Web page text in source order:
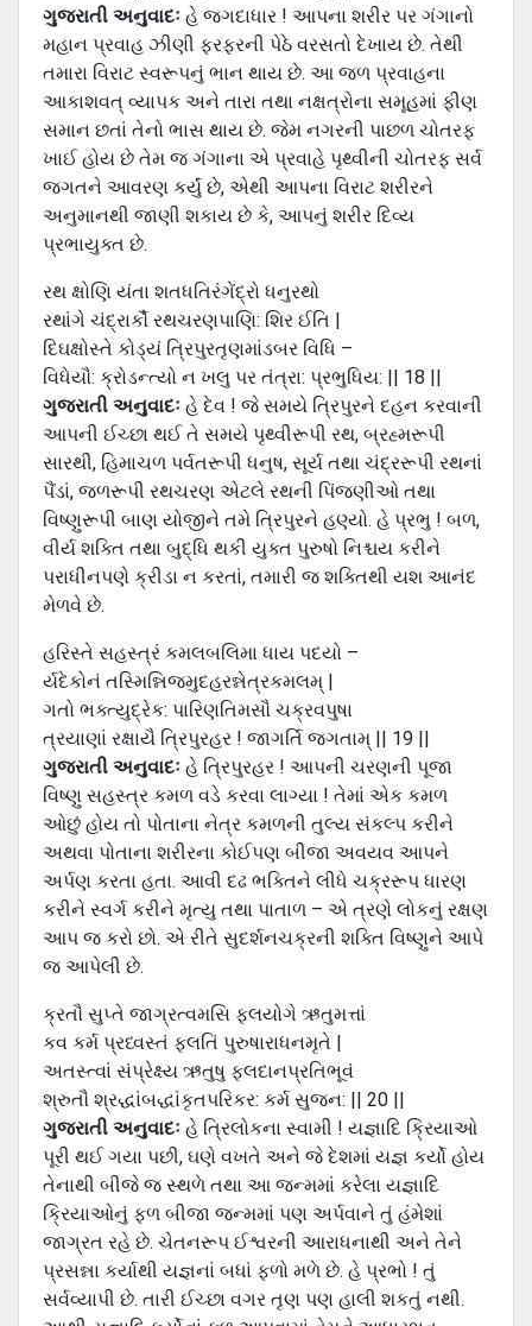
ગુજરાતી અનુવાદઃ હે જગદાધાર ! આપના શરીર પર ગંગાનો
મહાન પ્રવાહ ઝીણી ફરફરની પેઠે વરસતો દેખાય છે. તેથી
તમારા વિરાટ સ્વરૂપનું ભાન થાય છે. આ જળ પ્રવાહના
આકાશવત્ વ્યાપક અને તારા તથા નક્ષત્રોના સમૂહમાં ફીણ
સમાન છતાં તેનો ભાસ થાય છે. જેમ નગરની પાછળ ચોતરફ
ખાઈ હોય છે તેમ જ ગંગાના એ પ્રવાહે પૃથ્વીની ચોતરફ સર્વ
જગતને આવરણ કર્યું છે, એથી આપના વિરાટ શરીરને
અનુમાનથી જાણી શકાય છે કે, આપનું શરીર દિવ્ય
પ્રભાયુક્ત છે.
રથ ક્ષોણિ યંતા શતધતિરંગેંદ્રો ધનુરથો
રથાંગે ચંદ્રાર્કૌ રથચરણપાણિ: શિર ઈતિ |
દિઘક્ષોસ્તે કોડ્યં ત્રિપુરતૃણમાંડબર વિધિ –
વિધેયૌ: ક્રોડન્ત્યો ન ખલુ પર તંત્રા: પ્રભુધિય: || 18 ||
ગુજરાતી અનુવાદઃ હે દેવ ! જે સમયે ત્રિપુરને દહન કરવાની
આપની ઈચ્છા થઈ તે સમયે પૃથ્વીરૂપી રથ, બ્રહ્મરૂપી
સારથી, હિમાચળ પર્વતરૂપી ધનુષ, સૂર્ય તથા ચંદ્રરૂપી રથનાં
પૈંડાં, જળરૂપી રથચરણ એટલે રથની પિંજણીઓ તથા
વિષ્ણુરૂપી બાણ યોજીને તમે ત્રિપુરને હણ્યો. હે પ્રભુ ! બળ,
વીર્ય શક્તિ તથા બુદ્ધિ થકી યુક્ત પુરુષો નિશ્ચય કરીને
પરાધીનપણે ક્રીડા ન કરતાં, તમારી જ શક્તિથી યશ આનંદ
મેળવે છે.
હરિસ્તે સહસ્ત્રં કમલબલિમા ધાય પદયો –
ર્યદેકોનં તસ્મિન્નિજમુદહરન્નેત્રકમલમ્ |
ગતો ભક્ત્યુદ્રેક: પારિણતિમસૌ ચક્રવપુષા
ત્રયાણાં રક્ષાયૈ ત્રિપુરહર ! જાગર્તિ જગતામ્ || 19 ||
ગુજરાતી અનુવાદઃ હે ત્રિપુરહર ! આપની ચરણની પૂજા
વિષ્ણુ સહસ્ત્ર કમળ વડે કરવા લાગ્યા ! તેમાં એક કમળ
ઓછું હોય તો પોતાના નેત્ર કમળની તુલ્ય સંકલ્પ કરીને
અથવા પોતાના શરીરના કોઈપણ બીજા અવયવ આપને
અર્પણ કરતા હતા. આવી દઢ ભક્તિને લીધે ચક્રરૂપ ધારણ
કરીને સ્વર્ગ કરીને મૃત્યુ તથા પાતાળ – એ ત્રણે લોકનું રક્ષણ
આપ જ કરો છો. એ રીતે સુદર્શનચક્રની શક્તિ વિષ્ણુને આપે
જ આપેલી છે.
ક્રતૌ સુપ્તે જાગ્રત્વમસિ ફલયોગે ઋતુમત્તાં
કવ કર્મ પ્રધ્વસ્તં ફલતિં પુરુષારાધનમૃતે |
અતસ્ત્વાં સંપ્રેક્ષ્ય ઋતુષુ ફલદાનપ્રતિભૂવં
શ્રુતૌ શ્રદ્ધાંબદ્ધાંકૃતપરિકર: કર્મ સુજન: || 20 ||
ગુજરાતી અનુવાદઃ હે ત્રિલોકના સ્વામી ! યજ્ઞાદિ ક્રિયાઓ
પૂરી થઈ ગયા પછી, ઘણે વખતે અને જે દેશમાં યજ્ઞ કર્યો હોય
તેનાથી બીજે જ સ્થળે તથા આ જન્મમાં કરેલા યજ્ઞાદિ
ક્રિયાઓનું ફળ બીજા જન્મમાં પણ અર્પવાને તું હંમેશાં
જાગ્રત રહે છે. ચેતનરૂપ ઈશ્વરની આરાધનાથી અને તેને
પ્રસન્ના કર્યાથી યજ્ઞનાં બધાં ફળો મળે છે. હે પ્રભો ! તું
સર્વવ્યાપી છે. તારી ઈચ્છા વગર તૃણ પણ હાલી શકતું નથી.